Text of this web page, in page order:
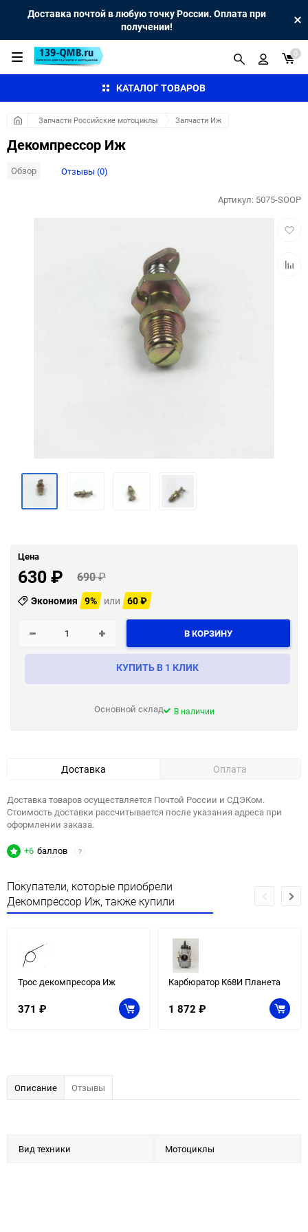
Доставка почтой в любую точку России. Оплата при
получении!
КАТАЛОГ ТОВАРОВ
0
Запчасти Российские мотоциклы Запчасти Иж
Декомпрессор Иж
Обзор Отзывы (0)
Артикул: 5075-SOOP
Цена
630₽ 690₽
Экономия 9% или 60₽
В КОРЗИНУ
КУПИТЬ В 1 КЛИК
Основной склад В наличии
Доставка Оплата
Доставка товаров осуществляется Почтой России и СДЭКом.
Стоимость доставки рассчитывается после указания адреса при
оформлении заказа.
+6 баллов ?
Покупатели, которые приобрели
Декомпрессор Иж, также купили
Трос декомпресора Иж
371 ₽
Карбюратор К68И Планета
1 872 ₽
Описание Отзывы
Вид техники Мотоциклы